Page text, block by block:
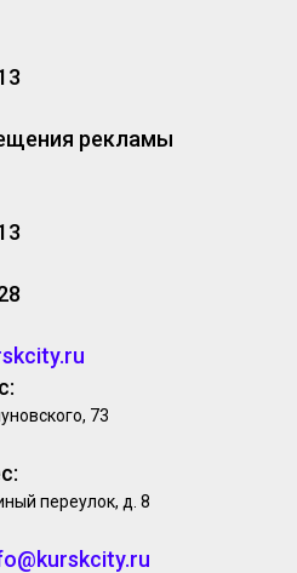
рекламы
73
переулок, д. 8